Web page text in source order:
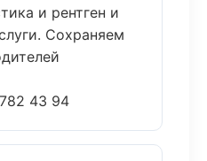
и рентген и
Сохраняем
43 94